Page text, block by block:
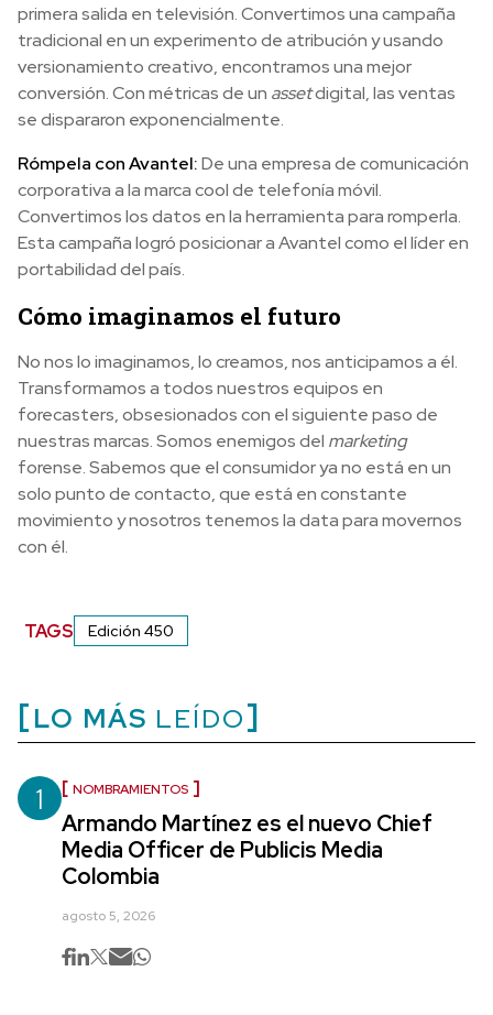
primera salida en televisión. Convertimos una campaña
tradicional en un experimento de atribución y usando
versionamiento creativo, encontramos una mejor
conversión. Con métricas de un assetdigital, las ventas
se dispararon exponencialmente.
Rómpela con Avantel:De una empresa de comunicación
corporativa a la marca cool de telefonía móvil.
Convertimos los datos en la herramienta para romperla.
Esta campaña logró posicionar a Avantel como el líder en
portabilidad del país.
Cómo imaginamos el futuro
No nos lo imaginamos, lo creamos, nos anticipamos a él.
Transformamos a todos nuestros equipos en
forecasters, obsesionados con el siguiente paso de
nuestras marcas. Somos enemigos del marketing
forense. Sabemos que el consumidor ya no está en un
solo punto de contacto, que está en constante
movimiento y nosotros tenemos la data para movernos
con él.
TAGS Edición 450
LO MÁS LEÍDO
1 NOMBRAMIENTOS
Armando Martínez es el nuevo Chief
Media Officer de Publicis Media
Colombia
agosto 5, 2026